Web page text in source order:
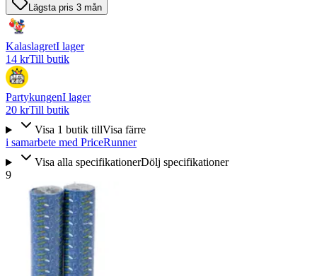
Lägsta pris 3 mån
KalaslagretI lager
14 krTill butik
PartykungenI lager
20 krTill butik
Visa 1 butik tillVisa färre
i samarbete med PriceRunner
Visa alla specifikationerDölj specifikationer
9